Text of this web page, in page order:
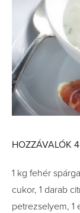
HOZZÁVALÓK
1 kg fehér
cukor, 1 darab
petrezselyem,